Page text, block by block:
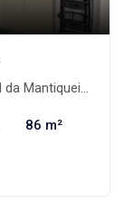
Taubaté-SP
86 m²